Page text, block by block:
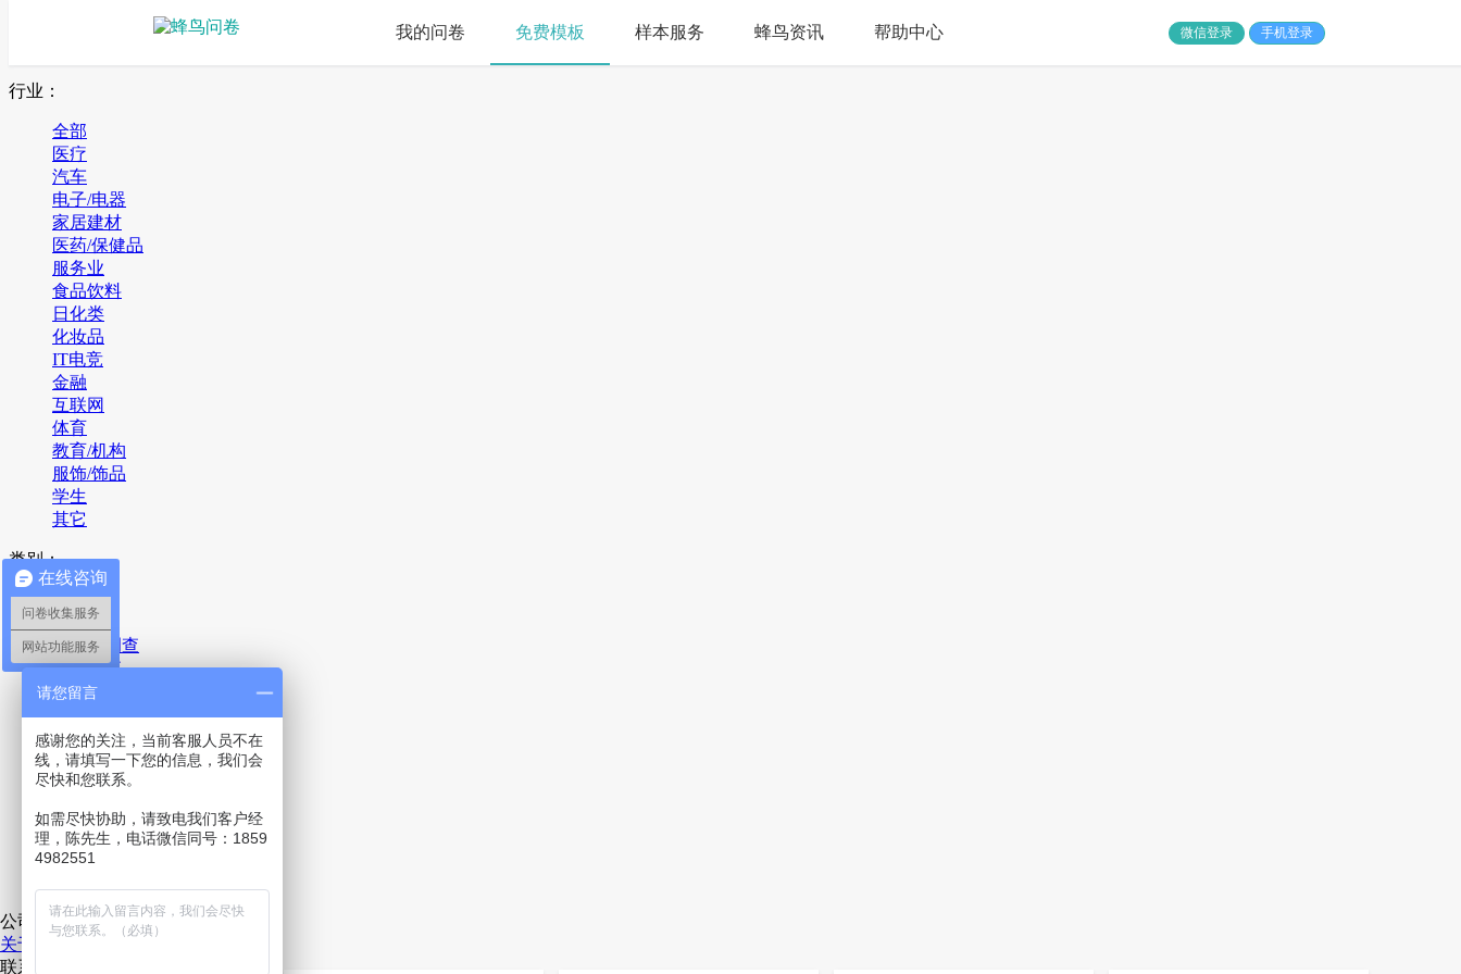
我的问卷 免费模板 样本服务 蜂鸟资讯 帮助中心 微信登录 手机登录
搜索
行业：
全部
医疗
汽车
电子/电器
家居建材
医药/保健品
服务业
食品饮料
日化类
化妆品
IT电竞
金融
互联网
体育
教育/机构
服饰/饰品
学生
其它
类别：
全部
疫情
满意度调查
产品调查
品牌调查
广告调查
包装测试
概念测试
活动测试
投票评选
报名登记表
其它
公司
关于我们
联系我们
在线咨询
问卷收集服务
网站功能服务
请您留言
感谢您的关注，当前客服人员不在
线，请填写一下您的信息，我们会
尽快和您联系。
如需尽快协助，请致电我们客户经
理，陈先生，电话微信同号：1859
4982551